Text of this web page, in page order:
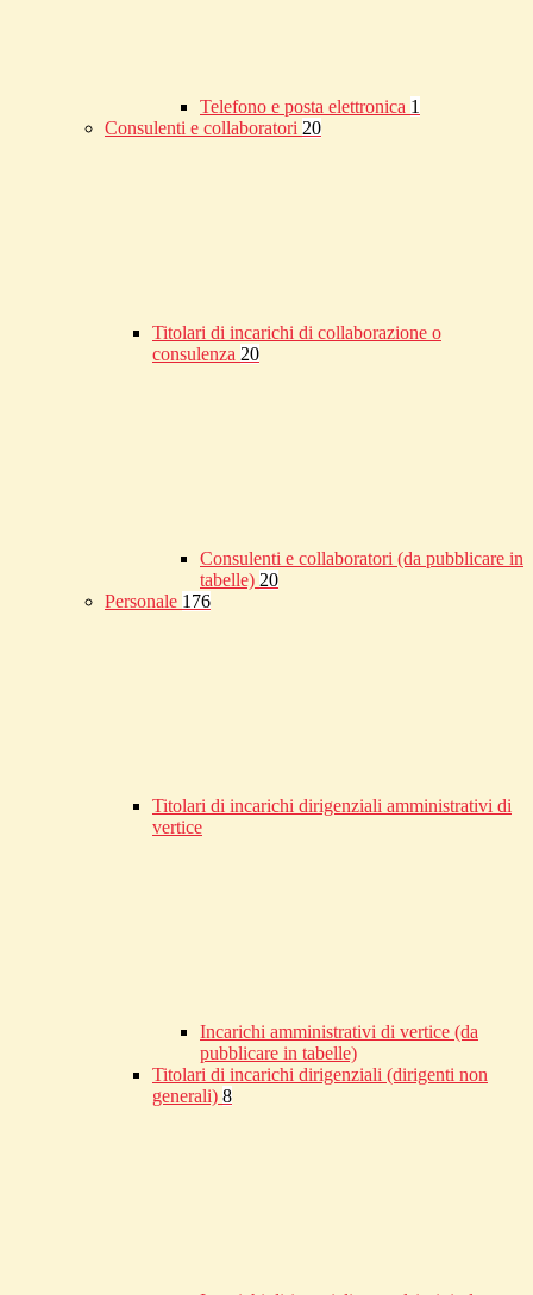
Telefono e posta elettronica 1
Consulenti e collaboratori 20
Titolari di incarichi di collaborazione o
consulenza 20
Consulenti e collaboratori (da pubblicare in
tabelle) 20
Personale 176
Titolari di incarichi dirigenziali amministrativi di
vertice
Incarichi amministrativi di vertice (da
pubblicare in tabelle)
Titolari di incarichi dirigenziali (dirigenti non
generali) 8